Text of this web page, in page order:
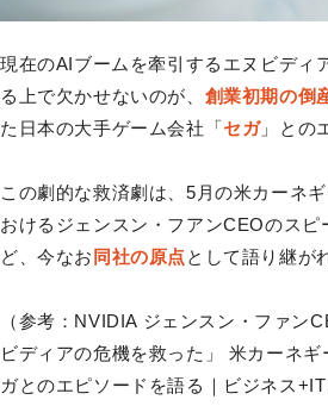
現在のAIブームを牽引するエヌビディ
る上で欠かせないのが、 創業初期の倒
た日本の大手ゲーム会社「セガ」との
この劇的な救済劇は、5月の米カーネ
おけるジェンスン・フアンCEOのスピ
ど、今なお 同社の原点として語り継が
（参考：NVIDIA ジェンスン・ファン
ビディアの危機を救った」 米カーネ
ガとのエピソードを語る｜ビジネス+IT